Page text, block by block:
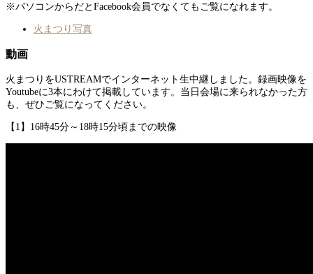
※パソコンからだとFacebook会員でなくてもご覧になれます。
火まつり写真
動画
火まつりをUSTREAMでインターネット生中継しました。録画映像を
Youtubeに3本にわけて掲載しています。当日会場に来られなかった方
も、ぜひご覧になってください。
【1】16時45分～18時15分頃までの映像